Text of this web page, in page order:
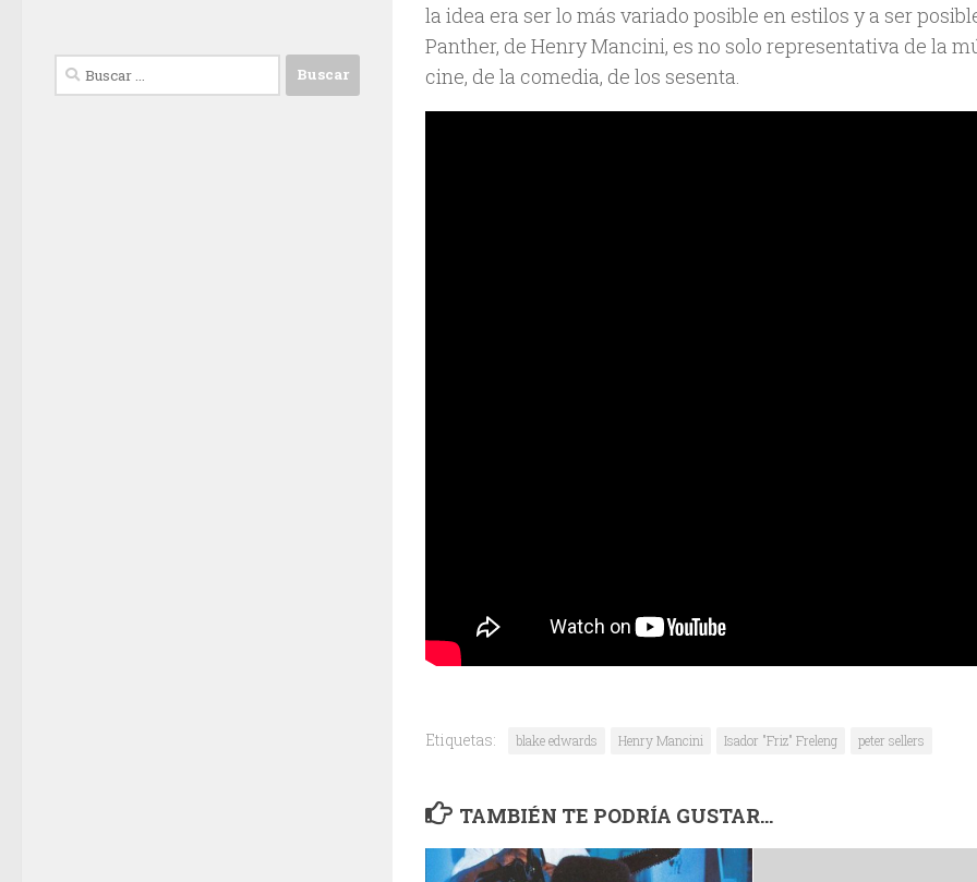
la idea era ser lo más variado posible en estilos y a ser
Panther, de Henry Mancini, es no solo representativa de la
cine, de la comedia, de los sesenta.
Etiquetas: blake edwards Henry Mancini Isador "Friz" Freleng peter sellers
TAMBIÉN TE PODRÍA GUSTAR...
Buscar: